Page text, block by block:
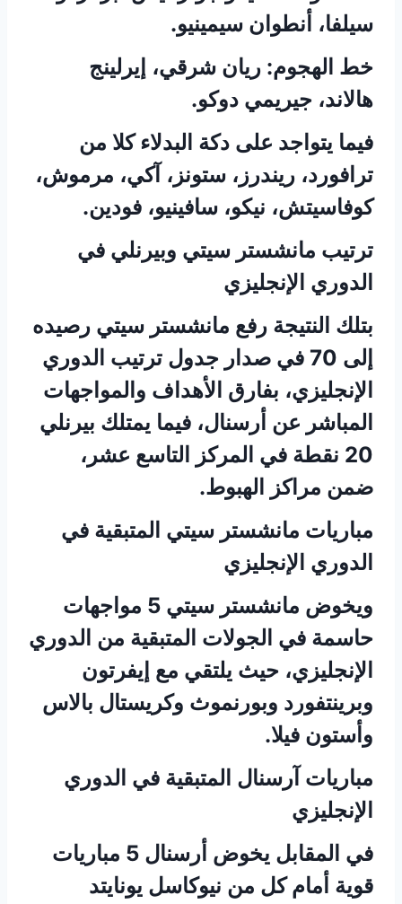
سيلفا، أنطوان سيمينيو.
خط الهجوم: ريان شرقي، إيرلينج
هالاند، جيريمي دوكو.
فيما يتواجد على دكة البدلاء كلا من
ترافورد، ريندرز، ستونز، آكي، مرموش،
كوفاسيتش، نيكو، سافينيو، فودين.
ترتيب مانشستر سيتي وبيرنلي في
الدوري الإنجليزي
بتلك النتيجة رفع مانشستر سيتي رصيده
إلى 70 في صدار جدول ترتيب الدوري
الإنجليزي، بفارق الأهداف والمواجهات
المباشر عن أرسنال، فيما يمتلك بيرنلي
20 نقطة في المركز التاسع عشر،
ضمن مراكز الهبوط.
مباريات مانشستر سيتي المتبقية في
الدوري الإنجليزي
ويخوض مانشستر سيتي 5 مواجهات
حاسمة في الجولات المتبقية من الدوري
الإنجليزي، حيث يلتقي مع إيفرتون
وبرينتفورد وبورنموث وكريستال بالاس
وأستون فيلا.
مباريات آرسنال المتبقية في الدوري
الإنجليزي
في المقابل يخوض أرسنال 5 مباريات
قوية أمام كل من نيوكاسل يونايتد